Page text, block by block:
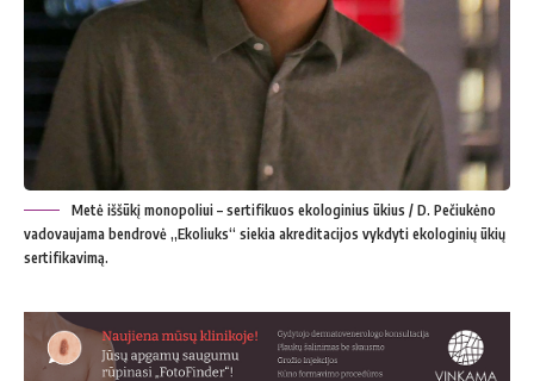
Metė iššūkį monopoliui – sertifikuos ekologinius ūkius / D. Pečiukėno
vadovaujama bendrovė „Ekoliuks“ siekia akreditacijos vykdyti ekologinių ūkių
sertifikavimą.